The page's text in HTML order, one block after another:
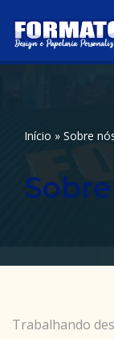
Avançar
para
Início » Sobre
Trabalhando